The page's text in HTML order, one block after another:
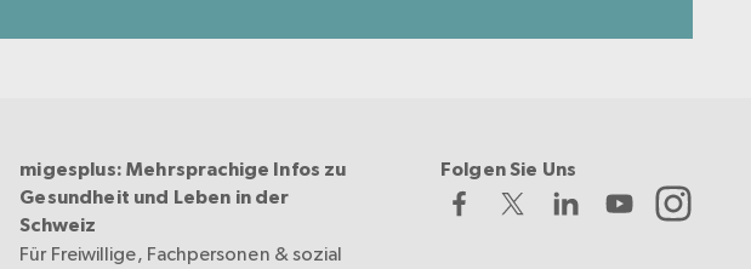
migesplus: Mehrsprachige Infos zu
Gesundheit und Leben in der
Schweiz
Für Freiwillige, Fachpersonen & sozial
Folgen Sie Uns